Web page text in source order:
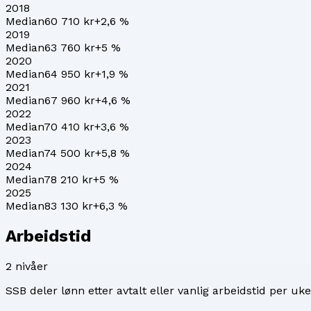
2018
Median60 710 kr+2,6 %
2019
Median63 760 kr+5 %
2020
Median64 950 kr+1,9 %
2021
Median67 960 kr+4,6 %
2022
Median70 410 kr+3,6 %
2023
Median74 500 kr+5,8 %
2024
Median78 210 kr+5 %
2025
Median83 130 kr+6,3 %
Arbeidstid
2 nivåer
SSB deler lønn etter avtalt eller vanlig arbeidstid per